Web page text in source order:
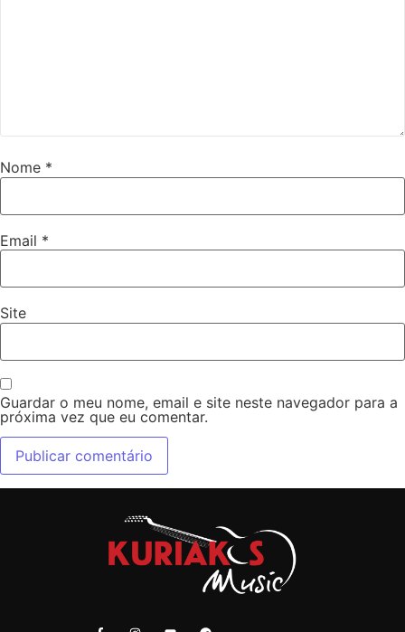
Nome *
Email *
Site
Guardar o meu nome, email e site neste navegador para a
próxima vez que eu comentar.